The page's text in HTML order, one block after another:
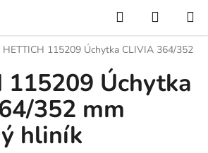
Hledat
KOŠÍK
HETTICH 115209 Úchytka CLIVIA 364/352
115209 Úchytka
352 mm
hliník